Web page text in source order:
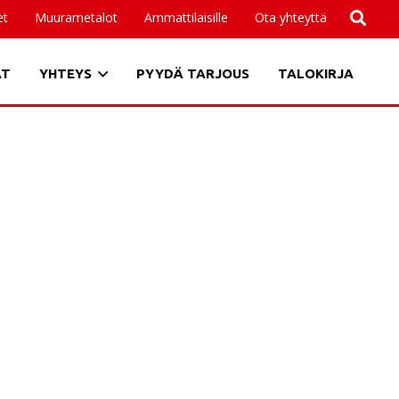
Muurametalot Ammattilaisille Ota yhteyttä
YHTEYS PYYDÄ TARJOUS TALOKIRJA